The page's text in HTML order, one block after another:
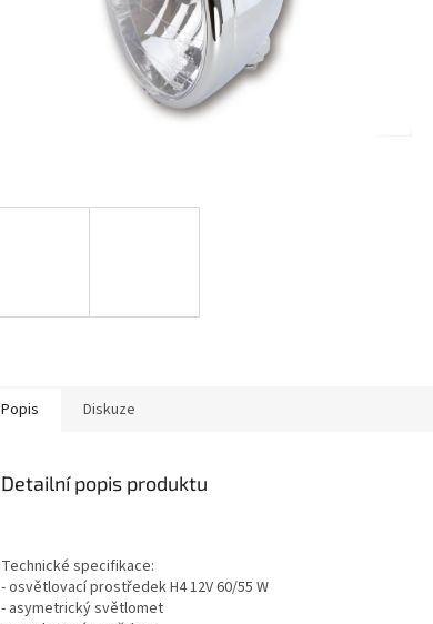
Popis Diskuze
Detailní popis produktu
Technické specifikace:
- osvětlovací prostředek H4 12V 60/55 W
- asymetrický světlomet